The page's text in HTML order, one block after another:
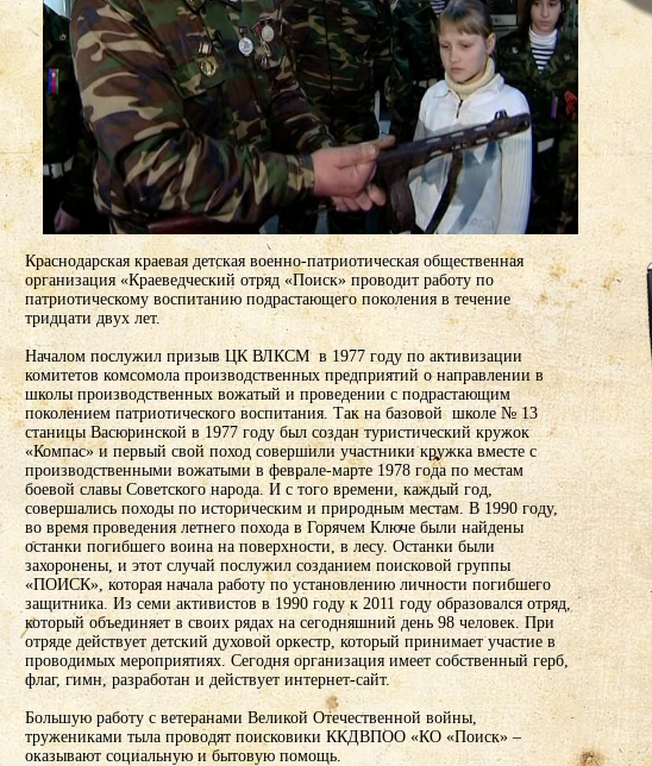
Краснодарская краевая детская военно-патриотическая общественная
организация «Краеведческий отряд «Поиск» проводит работу по
патриотическому воспитанию подрастающего поколения в течение
тридцати двух лет.
Началом послужил призыв ЦК ВЛКСМ в 1977 году по активизации
комитетов комсомола производственных предприятий о направлении в
школы производственных вожатый и проведении с подрастающим
поколением патриотического воспитания. Так на базовой школе № 13
станицы Васюринской в 1977 году был создан туристический кружок
«Компас» и первый свой поход совершили участники кружка вместе с
производственными вожатыми в феврале-марте 1978 года по местам
боевой славы Советского народа. И с того времени, каждый год,
совершались походы по историческим и природным местам. В 1990 году,
во время проведения летнего похода в Горячем Ключе были найдены
останки погибшего воина на поверхности, в лесу. Останки были
захоронены, и этот случай послужил созданием поисковой группы
«ПОИСК», которая начала работу по установлению личности погибшего
защитника. Из семи активистов в 1990 году к 2011 году образовался отряд,
который объединяет в своих рядах на сегодняшний день 98 человек. При
отряде действует детский духовой оркестр, который принимает участие в
проводимых мероприятиях. Сегодня организация имеет собственный герб,
флаг, гимн, разработан и действует интернет-сайт.
Большую работу с ветеранами Великой Отечественной войны,
тружениками тыла проводят поисковики ККДВПОО «КО «Поиск» –
оказывают социальную и бытовую помощь.